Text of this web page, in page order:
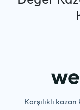
Karşılıklı